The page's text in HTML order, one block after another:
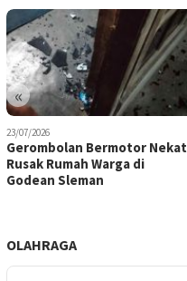
«
23/07/2026
Gerombolan Bermotor Nekat
Rusak Rumah Warga di
Godean Sleman
OLAHRAGA